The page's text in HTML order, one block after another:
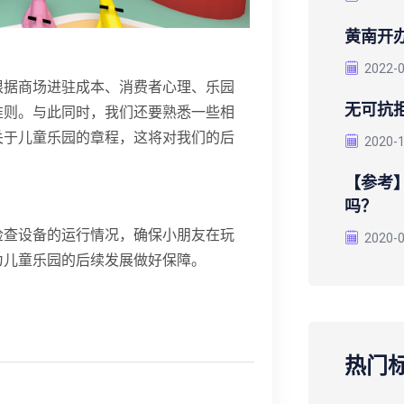
商场进驻成本、消费者心理、乐园
。与此同时，我们还要熟悉一些相
儿童乐园的章程，这将对我们的后
设备的运行情况，确保小朋友在玩
童乐园的后续发展做好保障。
黄南开
2022-
无可抗
2020-
【参
吗？
2020-
热门